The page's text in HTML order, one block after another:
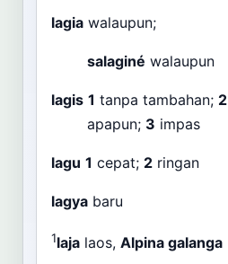
lagia walaupun;
salaginé walaupun
lagis 1 tanpa tambahan; 2
apapun; 3 impas
lagu 1 cepat; 2 ringan
lagya baru
1laja laos, Alpina galanga